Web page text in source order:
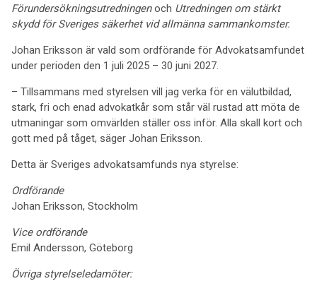
Förundersökningsutredningenoch Utredningen om stärkt
skydd för Sveriges säkerhet vid allmänna sammankomster.
Johan Eriksson är vald som ordförande för Advokatsamfundet
under perioden den 1 juli 2025 – 30 juni 2027.
– Tillsammans med styrelsen vill jag verka för en välutbildad,
stark, fri och enad advokatkår som står väl rustad att möta de
utmaningar som omvärlden ställer oss inför. Alla skall kort och
gott med på tåget, säger Johan Eriksson.
Detta är Sveriges advokatsamfunds nya styrelse:
Ordförande
Johan Eriksson, Stockholm
Vice ordförande
Emil Andersson, Göteborg
Övriga styrelseledamöter: